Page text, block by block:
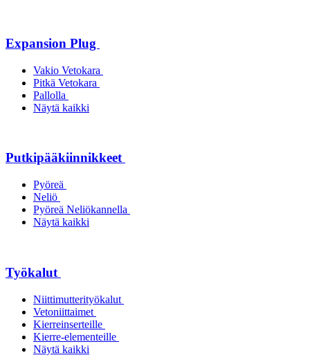
Expansion Plug
Vakio Vetokara
Pitkä Vetokara
Pallolla
Näytä kaikki
Putkipääkiinnikkeet
Pyöreä
Neliö
Pyöreä Neliökannella
Näytä kaikki
Työkalut
Niittimutterityökalut
Vetoniittaimet
Kierreinserteille
Kierre-elementeille
Näytä kaikki